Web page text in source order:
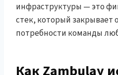
инфраструктуры — это
стек, который закрывает
потребности команды
Как Zambulay